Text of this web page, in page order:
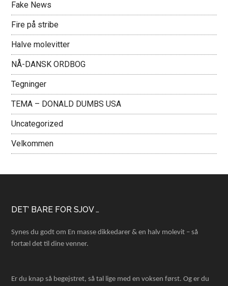
Fake News
Fire på stribe
Halve molevitter
NÅ-DANSK ORDBOG
Tegninger
TEMA – DONALD DUMBS USA
Uncategorized
Velkommen
Footer
DET’ BARE FOR SJOV …
Synes du godt om En masse dikkedarer & en halv molevit – så
fortæl det til dine venner.
Er du knap så begejstret, så tal lige med en voksen først. Og er du